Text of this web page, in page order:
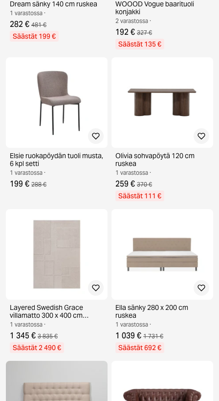
Dream sänky 140 cm ruskea
1 varastossa ·
282 € 481 €
Säästät 199 €
WOOOD Vogue baarituoli
konjakki
2 varastossa ·
192 € 327 €
Säästät 135 €
Elsie ruokapöydän tuoli musta,
6 kpl setti
1 varastossa ·
199 € 288 €
Olivia sohvapöytä 120 cm
ruskea
1 varastossa ·
259 € 370 €
Säästät 111 €
Layered Swedish Grace
villamatto 300 x 400 cm
Oatmeal
1 varastossa ·
1 345 € 3 835 €
Säästät 2 490 €
Ella sänky 280 x 200 cm
ruskea
1 varastossa ·
1 039 € 1 731 €
Säästät 692 €